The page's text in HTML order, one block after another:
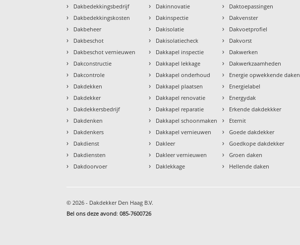
› Dakbedekkingsbedrijf
› Dakbedekkingskosten
› Dakbeheer
› Dakbeschot
› Dakbeschot vernieuwen
› Dakconstructie
› Dakcontrole
› Dakdekken
› Dakdekker
› Dakdekkersbedrijf
› Dakdenken
› Dakdenkers
› Dakdienst
› Dakdiensten
› Dakdoorvoer
› Dakinnovatie
› Dakinspectie
› Dakisolatie
› Dakisolatiecheck
› Dakkapel inspectie
› Dakkapel lekkage
› Dakkapel onderhoud
› Dakkapel plaatsen
› Dakkapel renovatie
› Dakkapel reparatie
› Dakkapel schoonmaken
› Dakkapel vernieuwen
› Dakleer
› Dakleer vernieuwen
› Daklekkage
› Daktoepassingen
› Dakvenster
› Dakvoetprofiel
› Dakvorst
› Dakwerken
› Dakwerkzaamheden
› Energie opwekkende daken
› Energielabel
› Energydak
› Erkende dakdekkker
› Eternit
› Goede dakdekker
› Goedkope dakdekker
› Groen daken
› Hellende daken
© 2026 - Dakdekker Den Haag B.V.
Bel ons deze avond:085-7600726